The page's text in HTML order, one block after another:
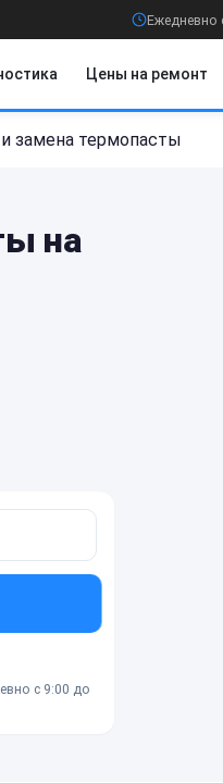
Ежедневно
Цены на ремонт
замена термопасты
на
с 9:00 до